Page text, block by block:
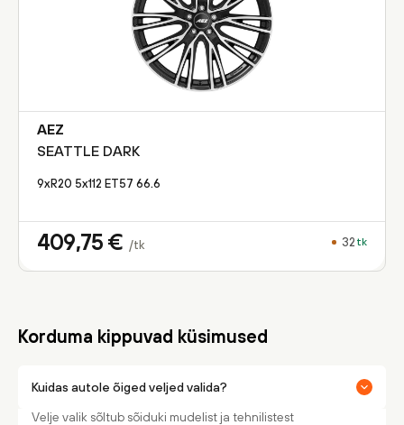
AEZ
SEATTLE DARK
9xR20 5x112 ET57 66.6
409,75 € /tk 32 tk
Korduma kippuvad küsimused
Kuidas autole õiged veljed valida?
Velje valik sõltub sõiduki mudelist ja tehnilistest